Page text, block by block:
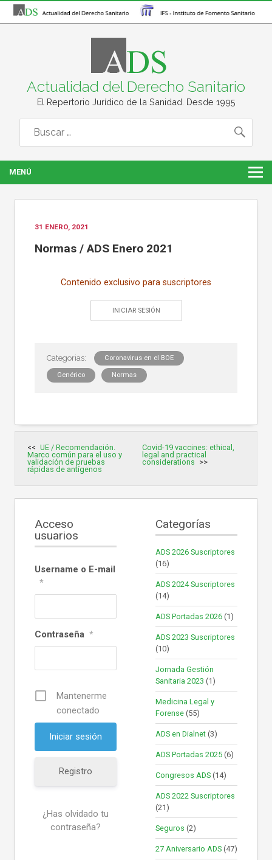
Actualidad del Derecho Sanitario
El Repertorio Jurídico de la Sanidad. Desde 1995
MENÚ
31 ENERO, 2021
Normas / ADS Enero 2021
Contenido exclusivo para suscriptores
INICIAR SESIÓN
Coronavirus en el BOE
Genérico Normas
de
entradas
UE / Recomendación.
Marco común para el uso y
validación de pruebas
rápidas de antígenos
Covid-19 vaccines: ethical,
legal and practical
considerations
Acceso
usuarios
Username o E-mail
*
Contraseña *
Mantenerme
conectado
Registro
¿Has olvidado tu
contraseña?
Categorías
ADS 2026 Suscriptores
(16)
ADS 2024 Suscriptores
(14)
ADS Portadas 2026 (1)
ADS 2023 Suscriptores
(10)
Jornada Gestión
Sanitaria 2023 (1)
Medicina Legal y
Forense (55)
ADS en Dialnet (3)
ADS Portadas 2025 (6)
Congresos ADS (14)
ADS 2022 Suscriptores
(21)
Seguros (2)
27 Aniversario ADS (47)